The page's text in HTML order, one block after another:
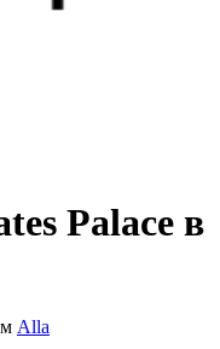
Palace в
Alla